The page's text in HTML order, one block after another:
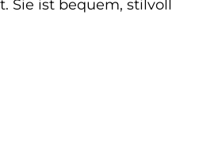
Sie ist bequem, stilvoll